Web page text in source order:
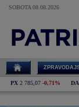
SOBOTA 08.08.2026
PX 2 785,07 -0,71%